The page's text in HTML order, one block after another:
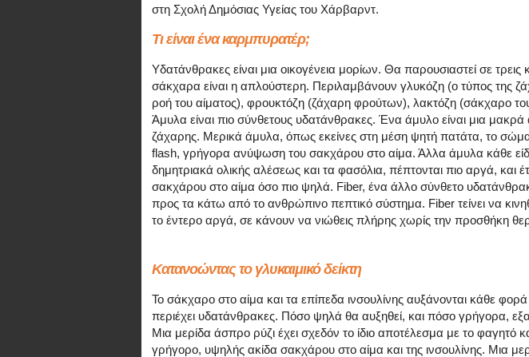
στη Σχολή Δημόσιας Υγείας του Χάρβαρντ.
Τι είναι ένα καρμπυρατέρ;
Υδατάνθρακες είναι μια οικογένεια μορίων. Θα παρουσιαστεί σε τρεις
σάκχαρα είναι η απλούστερη. Περιλαμβάνουν γλυκόζη (ο τύπος της
ροή του αίματος), φρουκτόζη (ζάχαρη φρούτων), λακτόζη (σάκχαρο
Άμυλα είναι πιο σύνθετους υδατάνθρακες. Ένα άμυλο είναι μια
ζάχαρης. Μερικά άμυλα, όπως εκείνες στη μέση ψητή πατάτα, το
flash, γρήγορα ανύψωση του σακχάρου στο αίμα. Άλλα άμυλα κάθε
δημητριακά ολικής αλέσεως και τα φασόλια, πέπτονται πιο αργά, και
σακχάρου στο αίμα όσο πιο ψηλά. Fiber, ένα άλλο σύνθετο
προς τα κάτω από το ανθρώπινο πεπτικό σύστημα. Fiber τείνει να
το έντερο αργά, σε κάνουν να νιώθεις πλήρης χωρίς την προσθήκη
Κατανοώντας το γλυκαιμικό δείκτη
Το σάκχαρο στο αίμα και τα επίπεδα ινσουλίνης αυξάνονται κάθε
περιέχει υδατάνθρακες. Πόσο ψηλά θα αυξηθεί, και πόσο γρήγορα,
Μια μερίδα άσπρο ρύζι έχει σχεδόν το ίδιο αποτέλεσμα με το φαγητό
γρήγορο, υψηλής ακίδα σακχάρου στο αίμα και της ινσουλίνης. Μια